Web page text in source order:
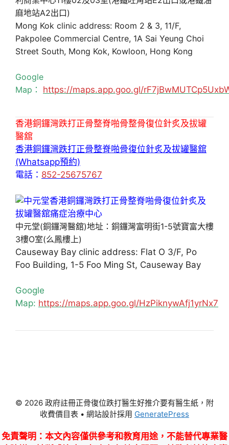
麻地站A2出口)
Mong Kok clinic address: Room 2 & 3, 11/F,
Pakpolee Commercial Centre, 1A Sai Yeung Choi
Street South, Mong Kok, Kowloon, Hong Kong
Google
Map： https://maps.app.goo.gl/
香港銅鑼灣跌打正骨整脊啪骨整骨復位針炙及拔罐
醫舘
香港銅鑼灣跌打正骨整脊啪骨復位針炙及拔罐醫舘
(Whatsapp預約)
電話： 852-25675767
中元堂(銅鑼灣醫舘)地址：銅鑼灣富明街1-5號寶富大樓
3樓O室(么鳳樓上)
Causeway Bay clinic address: Flat O 3/F, Po
Foo Building, 1-5 Foo Ming St, Causeway Bay
Google
Map: https://maps.app.goo.gl/HzPiknywAfj1yrNx7
© 2026 政府註冊正骨復位跌打醫生好推介要有醫生紙，附
收費價目表 • 網站設計採用 GeneratePress
免責聲明 ：本文內容僅供參考和教育用途，不能替代專業醫